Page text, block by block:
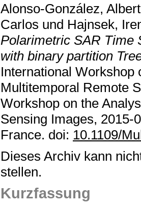
Alonso-González,
Carlos und Hajnsek,
Polarimetric SAR Time
with binary partition
International Workshop
Multitemporal Remote
Workshop on the
Sensing Images, 2015-
France. doi: 10.1109/
Dieses Archiv kann
stellen.
Kurzfassung